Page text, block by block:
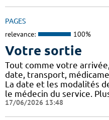
PAGES
relevance: 100%
Votre sortie
Tout comme votre
date, transport,
La date et les modalités
le médecin du service.
17/06/2026 13:48